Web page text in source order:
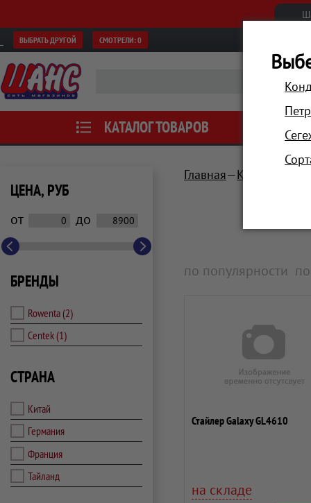
ВЫБРАТЬ ДРУГОЙ СМОТРЕЛИ:0
КАТАЛОГ ТОВАРОВ АКЦИИ
ЦЕНА, РУБ
от до
БРЕНДЫ
Rowenta(2)
Centek(1)
СТРАНА
Китай
Германия
Франция
Тайланд
Главная Красота и
по популярности
Стайлер Galaxy GL4610
на складе